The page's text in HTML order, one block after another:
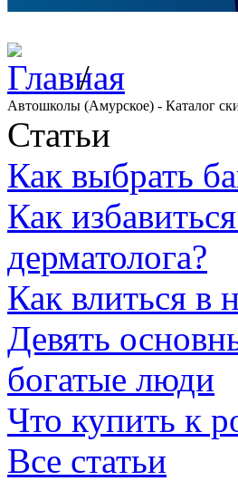
/
Автошколы (Амурское) - Каталог
Статьи
Как выбрать
Как
дерматолога?
Как влиться в
Девять
богатые люди
Что купить к
Все статьи